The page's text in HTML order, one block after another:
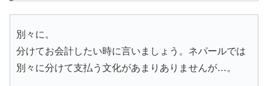
別々に。
分けてお会計したい時に言いましょう。ネパールでは
別々に分けて支払う文化があまりありませんが…。